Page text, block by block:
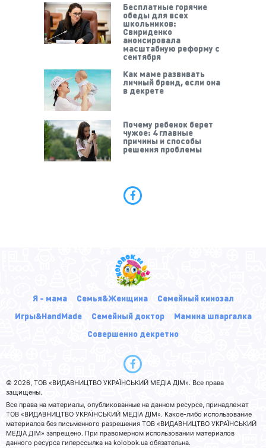
Бесплатные горячие
обеды для всех
школьников:
Свириденко
анонсировала
масштабную реформу с
сентября
Как маме развивать
личный бренд, если она
в декрете
Почему ребенок берет
чужое: 4 главные
причины и способы
решения проблемы
Я - мама Семья&Женщина
Семейный кинозал
Игры&HandMade
Семейный доктор
Мамина шпаргалка
Совершенно декретно
© 2026, ТОВ «ВИДАВНИЦТВО УКРАЇНСЬКИЙ МЕДІА ДІМ». Все права
защищены.
Все права на материалы, опубликованные на данном ресурсе, принадлежат
ТОВ «ВИДАВНИЦТВО УКРАЇНСЬКИЙ МЕДІА ДІМ». Какое-либо использование
материалов без письменного разрешения ТОВ «ВИДАВНИЦТВО УКРАЇНСЬКИЙ
МЕДІА ДІМ» запрещено. При правомерном использовании материалов
данного ресурса гиперссылка на kolobok.ua обязательна.